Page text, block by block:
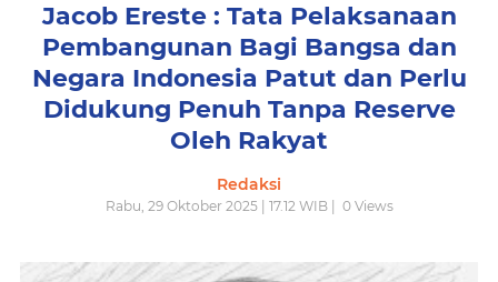
Jacob Ereste : Tata Pelaksanaan
Pembangunan Bagi Bangsa dan
Negara Indonesia Patut dan Perlu
Didukung Penuh Tanpa Reserve
Oleh Rakyat
Redaksi
Rabu, 29 Oktober 2025 | 17.12 WIB | 0Views